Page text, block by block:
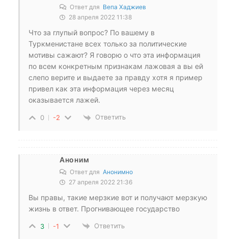
Ответ для Вепа Хаджиев
28 апреля 2022 11:38
Что за глупый вопрос? По вашему в
Туркменистане всех только за политические
мотивы сажают? Я говорю о что эта информация
по всем конкретным признакам лажовая а вы ей
слепо верите и выдаете за правду хотя я пример
привел как эта информация через месяц
оказывается лажей.
0 -2 Ответить
Аноним
Ответ для Анонимно
27 апреля 2022 21:36
Вы правы, такие мерзкие вот и получают мерзкую
жизнь в ответ. Прогнивающее государство
3 -1 Ответить